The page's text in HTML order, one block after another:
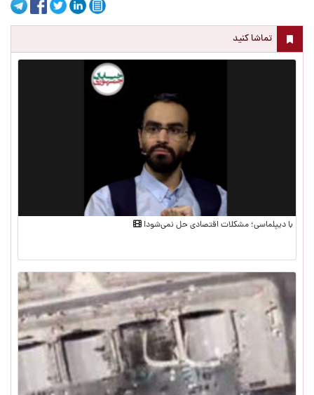
تماشا کنید
با دیپلماسی؛ مشکلات اقتصادی حل نمی‌شود!